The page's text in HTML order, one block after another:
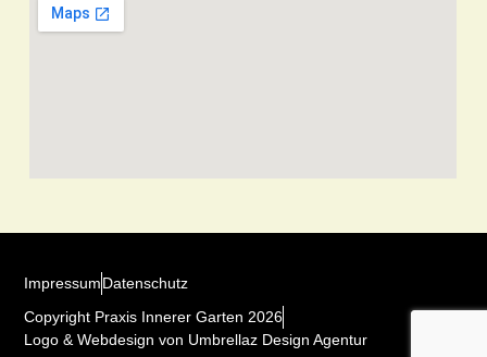
Copyright Praxis Innerer Garten 2026
Logo & Webdesign von Umbrellaz Design Agentur
ImpressumDatenschutz